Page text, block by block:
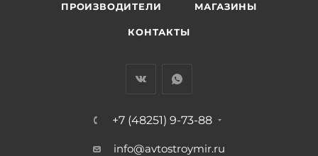
ПРОИЗВОДИТЕЛИ МАГАЗИНЫ
КОНТАКТЫ
+7 (48251) 9-73-88
info@avtostroymir.ru